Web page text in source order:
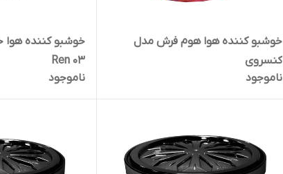
خوشبو کننده هوا هوم فرش مدل
کنسروی
ناموجود
خوشبو کننده هوا
Ren 03
ناموجود